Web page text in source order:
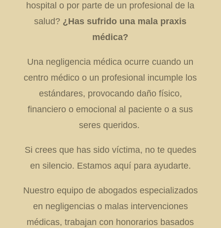
hospital o por parte de un profesional de la
salud? ¿Has sufrido una mala praxis
médica?
Una negligencia médica ocurre cuando un
centro médico o un profesional incumple los
estándares, provocando daño físico,
financiero o emocional al paciente o a sus
seres queridos.
Si crees que has sido víctima, no te quedes
en silencio. Estamos aquí para ayudarte.
Nuestro equipo de abogados especializados
en negligencias o malas intervenciones
médicas, trabajan con honorarios basados